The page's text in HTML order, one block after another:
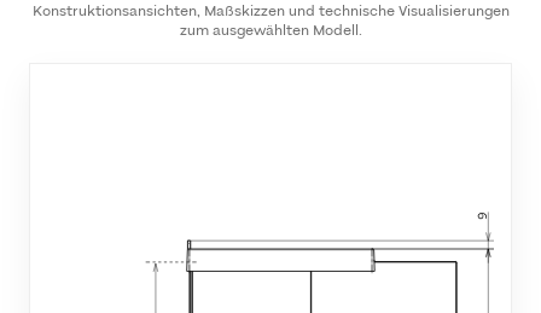
Konstruktionsansichten, Maßskizzen und technische Visualisierungen
zum ausgewählten Modell.